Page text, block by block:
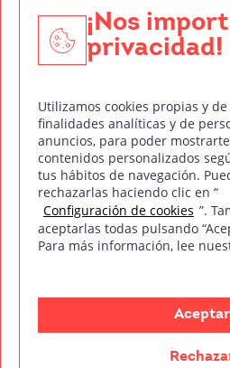
Edición y Postproducción de Vídeo
Nuestros sellos de calidad
Síguenos en Redes Sociales
mm 2026
Política de privacidad Política de
¡Nos
privacidad!
Utilizamos cookies propias y
finalidades analíticas y de
anuncios, para poder
contenidos personalizados
tus hábitos de navegación.
rechazarlas haciendo clic en “
Configuración de cookies ”.
aceptarlas todas pulsando
Para más información, lee
Aceptar